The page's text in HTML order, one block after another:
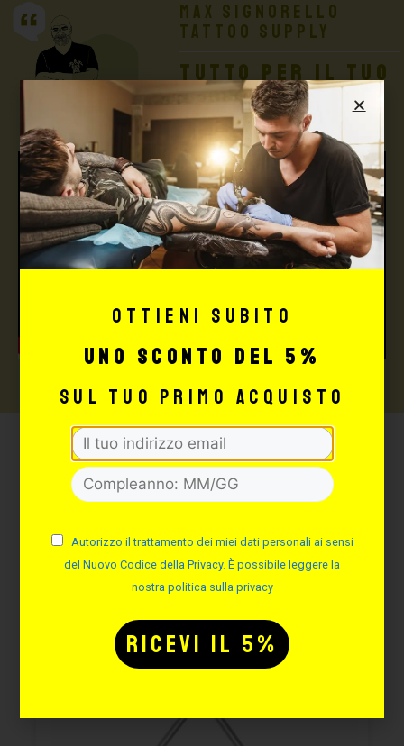
Max Signorello
Tattoo Supply
TUTTO PER IL TUO
TATTOO STUDIO
Potrebbe interessarti
anche:
Ottieni subito
uno sconto del 5%
sul tuo primo acquisto
Autorizzo il trattamento dei miei dati personali ai sensi
del Nuovo Codice della Privacy. È possibile leggere la
nostra politica sulla privacy